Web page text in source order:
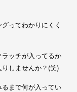
ってわかりにくく
ッチが入ってるか
しませんか？(笑)
まで何が入ってい